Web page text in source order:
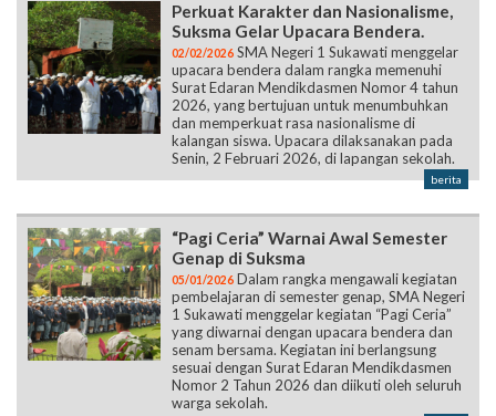
Perkuat Karakter dan Nasionalisme,
Suksma Gelar Upacara Bendera.
02/02/2026 SMA Negeri 1 Sukawati menggelar
upacara bendera dalam rangka memenuhi
Surat Edaran Mendikdasmen Nomor 4 tahun
2026, yang bertujuan untuk menumbuhkan
dan memperkuat rasa nasionalisme di
kalangan siswa. Upacara dilaksanakan pada
Senin, 2 Februari 2026, di lapangan sekolah.
berita
“Pagi Ceria” Warnai Awal Semester
Genap di Suksma
05/01/2026 Dalam rangka mengawali kegiatan
pembelajaran di semester genap, SMA Negeri
1 Sukawati menggelar kegiatan “Pagi Ceria”
yang diwarnai dengan upacara bendera dan
senam bersama. Kegiatan ini berlangsung
sesuai dengan Surat Edaran Mendikdasmen
Nomor 2 Tahun 2026 dan diikuti oleh seluruh
warga sekolah.